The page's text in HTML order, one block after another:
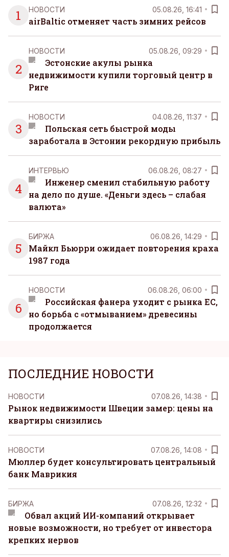
1 НОВОСТИ 05.08.26, 16:41
airBaltic отменяет часть зимних рейсов
2
НОВОСТИ 05.08.26, 09:29
Эстонские акулы рынка
недвижимости купили торговый центр в
Риге
3
НОВОСТИ 04.08.26, 11:37
Польская сеть быстрой моды
заработала в Эстонии рекордную прибыль
4
ИНТЕРВЬЮ 06.08.26, 08:27
Инженер сменил стабильную работу
на дело по душе. «Деньги здесь – слабая
валюта»
5
БИРЖА 06.08.26, 14:29
Майкл Бьюрри ожидает повторения краха
1987 года
6
НОВОСТИ 06.08.26, 06:00
Российская фанера уходит с рынка ЕС,
но борьба с «отмыванием» древесины
продолжается
ПОСЛЕДНИЕ НОВОСТИ
НОВОСТИ 07.08.26, 14:38
Рынок недвижимости Швеции замер: цены на
квартиры снизились
НОВОСТИ 07.08.26, 14:08
Мюллер будет консультировать центральный
банк Маврикия
БИРЖА 07.08.26, 12:32
Обвал акций ИИ-компаний открывает
новые возможности, но требует от инвестора
крепких нервов